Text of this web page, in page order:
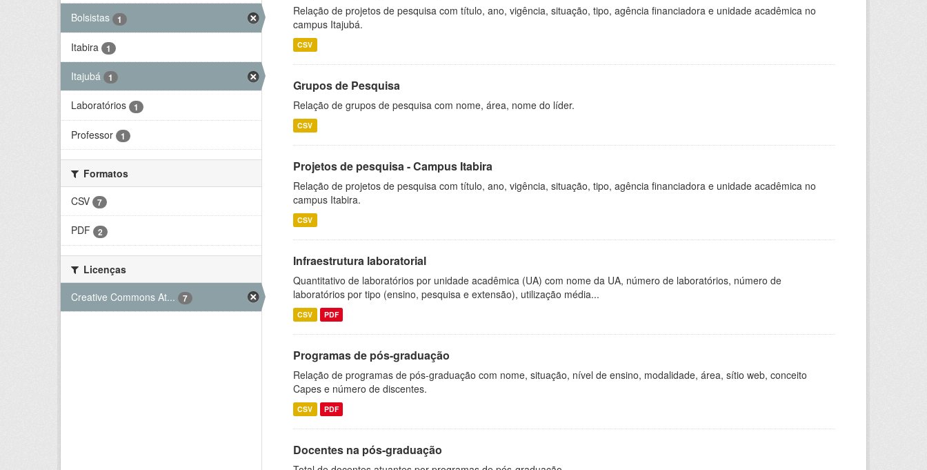
Bolsistas 1
Itabira 1
Itajubá 1
Laboratórios 1
Professor 1
Formatos
CSV
7
PDF 2
Licenças
Creative Commons At...
7
Relação de projetos de pesquisa com título, ano, vigência, situação, tipo, agência financiadora e unidade acadêmica no
campus Itajubá.
CSV
Grupos de Pesquisa
Relação de grupos de pesquisa com nome, área, nome do líder.
CSV
Projetos de pesquisa - Campus Itabira
Relação de projetos de pesquisa com título, ano, vigência, situação, tipo, agência financiadora e unidade acadêmica no
campus Itabira.
CSV
Infraestrutura laboratorial
Quantitativo de laboratórios por unidade acadêmica (UA) com nome da UA, número de laboratórios, número de
laboratórios por tipo (ensino, pesquisa e extensão), utilização média...
CSV PDF
Programas de pós-graduação
Relação de programas de pós-graduação com nome, situação, nível de ensino, modalidade, área, sítio web, conceito
Capes e número de discentes.
CSV PDF
Docentes na pós-graduação